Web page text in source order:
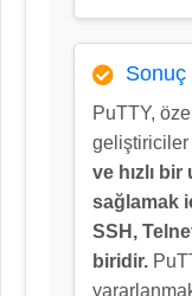
Sonuç
PuTTY,
geliştiriciler
ve hızlı
sağlamak
SSH,
biridir.